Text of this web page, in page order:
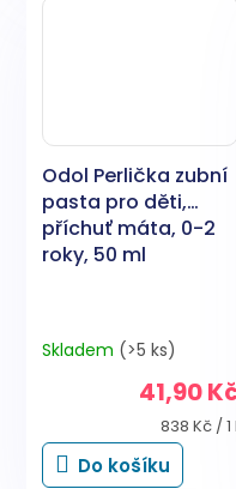
Odol Perlička zubní
pasta pro děti,
příchuť máta, 0-2
roky, 50 ml
Skladem (>5 ks)
41,90
Měrná
cena:
838 Kč / 1 l
Do košíku